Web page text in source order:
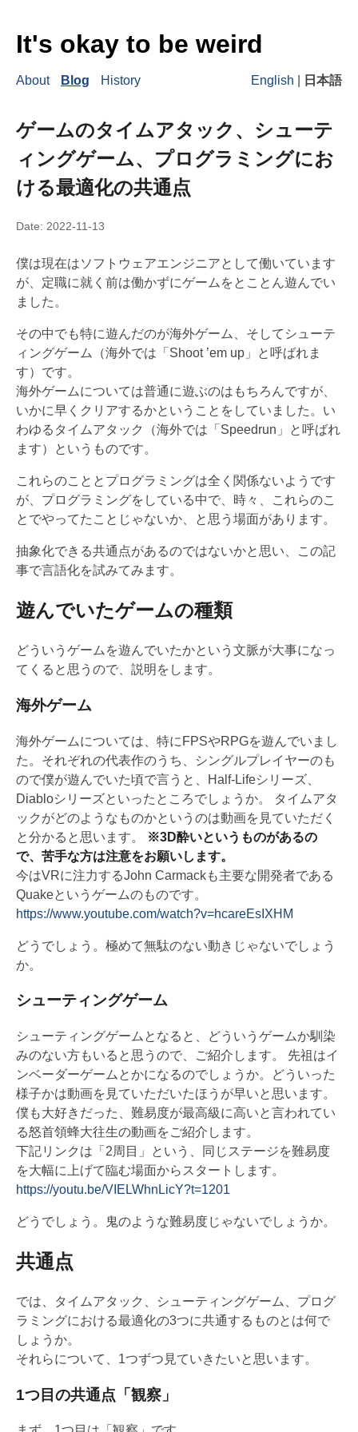
It's okay to be weird
About Blog History English 日本語
ゲームのタイムアタック、シューテ
ィングゲーム、プログラミングにお
ける最適化の共通点
Date: 2022-11-13
僕は現在はソフトウェアエンジニアとして働いています
が、定職に就く前は働かずにゲームをとことん遊んでい
ました。
その中でも特に遊んだのが海外ゲーム、そしてシューテ
ィングゲーム（海外では「Shoot ’em up」と呼ばれま
す）です。
海外ゲームについては普通に遊ぶのはもちろんですが、
いかに早くクリアするかということをしていました。い
わゆるタイムアタック（海外では「Speedrun」と呼ばれ
ます）というものです。
これらのこととプログラミングは全く関係ないようです
が、プログラミングをしている中で、時々、これらのこ
とでやってたことじゃないか、と思う場面があります。
抽象化できる共通点があるのではないかと思い、この記
事で言語化を試みてみます。
遊んでいたゲームの種類
どういうゲームを遊んでいたかという文脈が大事になっ
てくると思うので、説明をします。
海外ゲーム
海外ゲームについては、特にFPSやRPGを遊んでいまし
た。それぞれの代表作のうち、シングルプレイヤーのも
ので僕が遊んでいた頃で言うと、Half-Lifeシリーズ、
Diabloシリーズといったところでしょうか。 タイムアタ
ックがどのようなものかというのは動画を見ていただく
と分かると思います。
※3D酔いというものがあるの
で、苦手な方は注意をお願いします。
今はVRに注力するJohn Carmackも主要な開発者である
Quakeというゲームのものです。
https://www.youtube.com/watch?v=hcareEsIXHM
どうでしょう。極めて無駄のない動きじゃないでしょう
か。
シューティングゲーム
シューティングゲームとなると、どういうゲームか馴染
みのない方もいると思うので、ご紹介します。 先祖はイ
ンベーダーゲームとかになるのでしょうか。どういった
様子かは動画を見ていただいたほうが早いと思います。
僕も大好きだった、難易度が最高級に高いと言われてい
る怒首領蜂大往生の動画をご紹介します。
下記リンクは「2周目」という、同じステージを難易度
を大幅に上げて臨む場面からスタートします。
https://youtu.be/VIELWhnLicY?t=1201
どうでしょう。鬼のような難易度じゃないでしょうか。
共通点
では、タイムアタック、シューティングゲーム、プログ
ラミングにおける最適化の3つに共通するものとは何で
しょうか。
それらについて、1つずつ見ていきたいと思います。
1つ目の共通点「観察」